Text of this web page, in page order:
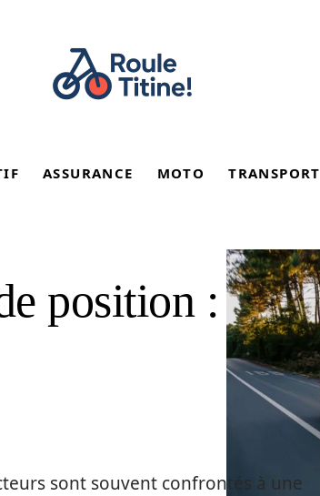
ASSURANCE MOTO TRANSPORT
position :
sont souvent confrontés à une